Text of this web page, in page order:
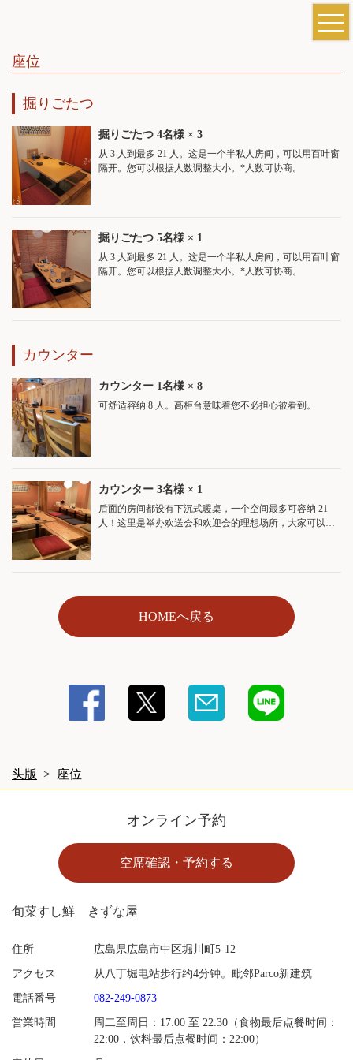
座位
掘りごたつ
掘りごたつ 4名様 × 3
从 3 人到最多 21 人。这是一个半私人房间，可以用百叶窗
隔开。您可以根据人数调整大小。*人数可协商。
掘りごたつ 5名様 × 1
从 3 人到最多 21 人。这是一个半私人房间，可以用百叶窗
隔开。您可以根据人数调整大小。*人数可协商。
カウンター
カウンター 1名様 × 8
可舒适容纳 8 人。高柜台意味着您不必担心被看到。
カウンター 3名様 × 1
后面的房间都设有下沉式暖桌，一个空间最多可容纳 21
人！这里是举办欢送会和欢迎会的理想场所，大家可以欢
HOMEへ戻る
头版 座位
この店舗情報をシェアする
座位 | 旬菜すし鮮 きずな屋
オンライン予約
空席確認・予約する
旬菜すし鮮 きずな屋
住所 広島県広島市中区堀川町5-12
アクセス 从八丁堀电站步行约4分钟。毗邻Parco新建筑
電話番号 082-249-0873
営業時間
周二至周日：17:00 至 22:30（食物最后点餐时间：
22:00，饮料最后点餐时间：22:00）